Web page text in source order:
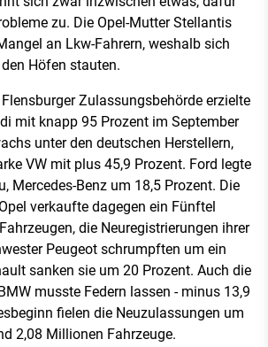
zu. Die Opel-Mutter Stellantis
an Lkw-Fahrern, weshalb sich
Höfen stauten.
Zulassungsbehörde erzielte
mit knapp 95 Prozent im September
unter den deutschen Herstellern,
VW mit plus 45,9 Prozent. Ford legte
Mercedes-Benz um 18,5 Prozent. Die
verkaufte dagegen ein Fünftel
die Neuregistrierungen ihrer
Peugeot schrumpften um ein
sanken sie um 20 Prozent. Auch die
musste Federn lassen - minus 13,9
fielen die Neuzulassungen um
2,08 Millionen Fahrzeuge.